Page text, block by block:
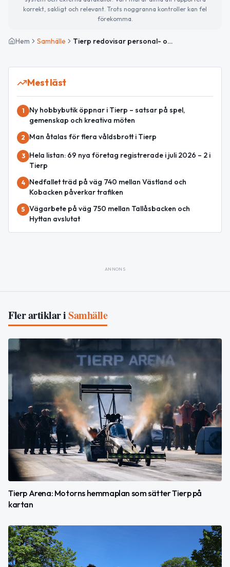
korrekt, sakligt och relevant. Trots noggranna kontroller kan fel
förekomma.
Hem Samhälle Tierp redovisar personal- och arbetsmiljöläge för 2025
Mest läst
1
Ny hobbybutik öppnar i Tierp – satsar på spel,
gemenskap och kreativa möten
2 Man åtalas för flera våldsbrott i Tierp
3
Hela listan: 69 nya företag registrerade i juli 2026 – 2 i
Tierp
4
Nedfallet träd på väg 740 mellan Västland och
Kobacken påverkar trafiken
5 Vägarbete på väg 750 mellan Tallåsbacken och
Hyttan avslutat
ANNONS
Fler artiklar iSamhälle
Tierp Arena: Motorns hemmaplan som sätter Tierp på
kartan